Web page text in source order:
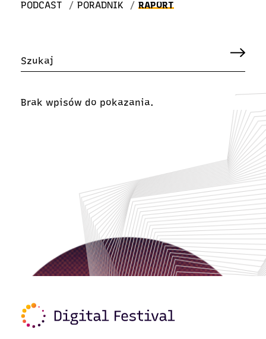
PODCAST
/ PORADNIK / RAPORT
Brak wpisów do pokazania.